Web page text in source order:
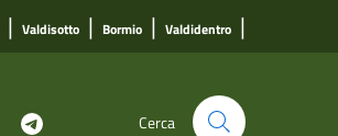
| Valdisotto | Bormio | Valdidentro |
Cerca